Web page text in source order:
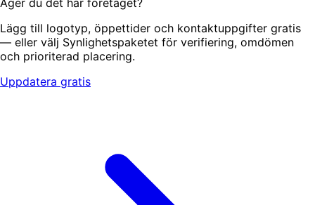
Äger du det här företaget?
Lägg till logotyp, öppettider och kontaktuppgifter gratis
— eller välj Synlighetspaketet för verifiering, omdömen
och prioriterad placering.
Uppdatera gratis